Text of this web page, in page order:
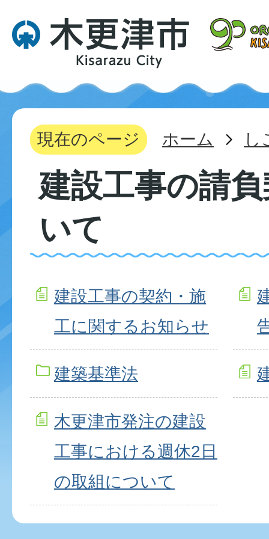
現在のページ ホーム し
建設工事の請
いて
建設工事の契約・施
工に関するお知らせ
建築基準法
木更津市発注の建設
工事における週休2日
の取組について